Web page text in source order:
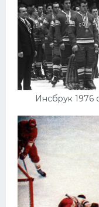
Инсбрук